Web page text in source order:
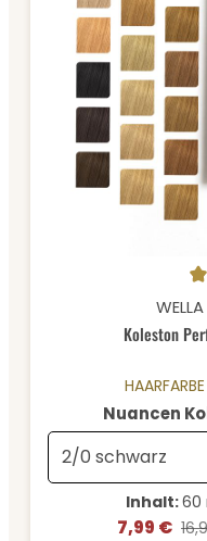
Durchschnittliche
Koleston
Nuancen
Inhalt:60
7,99 €